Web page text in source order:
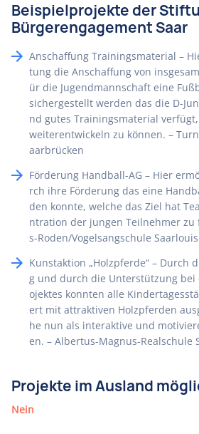
Beispielprojekte der
Bürgerengagement Saar
Anschaffung Trainingsmaterial –
tung die Anschaffung von
ür die Jugendmannschaft eine
sichergestellt werden das die D-
nd gutes Trainingsmaterial
weiterentwickeln zu können. –
aarbrücken
Förderung Handball-AG – Hier
rch ihre Förderung das eine
den konnte, welche das Ziel hat
ntration der jungen Teilnehmer zu
s-Roden/Vogelsangschule Saarlouis
Kunstaktion „Holzpferde“ – Durch
g und durch die Unterstützung bei
ojektes konnten alle
ert mit attraktiven Holzpferden
he nun als interaktive und
en. – Albertus-Magnus-Realschule
Projekte im Ausland
Nein